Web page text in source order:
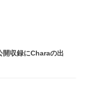
収録にCharaの出